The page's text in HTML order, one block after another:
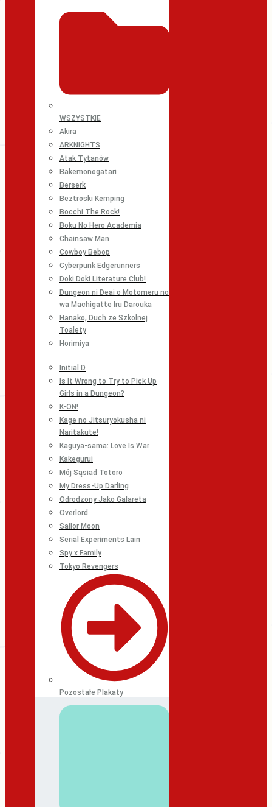
WSZYSTKIE
Akira
ARKNIGHTS
Atak Tytanów
Bakemonogatari
Berserk
Beztroski Kemping
Bocchi The Rock!
Boku No Hero Academia
Chainsaw Man
Cowboy Bebop
Cyberpunk Edgerunners
Doki Doki Literature Club!
Dungeon ni Deai o Motomeru no
wa Machigatte Iru Darouka
Hanako, Duch ze Szkolnej
Toalety
Horimiya
Initial D
Is It Wrong to Try to Pick Up
Girls in a Dungeon?
K-ON!
Kage no Jitsuryokusha ni
Naritakute!
Kaguya-sama: Love Is War
Kakegurui
Mój Sąsiad Totoro
My Dress-Up Darling
Odrodzony Jako Galareta
Overlord
Sailor Moon
Serial Experiments Lain
Spy x Family
Tokyo Revengers
Pozostałe Plakaty